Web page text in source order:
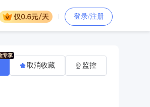
登录/注册
取消收藏 监控